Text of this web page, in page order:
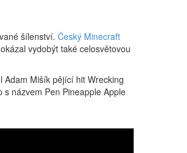
šílenství. Český Minecraft
vydobýt také celosvětovou
Adam Mišík pějící hit Wrecking
názvem Pen Pineapple Apple